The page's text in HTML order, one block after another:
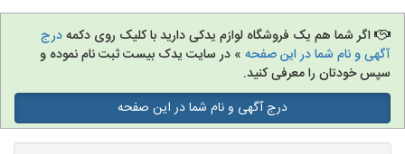
اگر شما هم یک فروشگاه لوازم یدکی دارید با کلیک روی دکمهدرج
آگهی و نام شما در این صفحه » در سایت یدک بیست ثبت نام نموده و
سپس خودتان را معرفی کنید.
درج آگهی و نام شما در این صفحه